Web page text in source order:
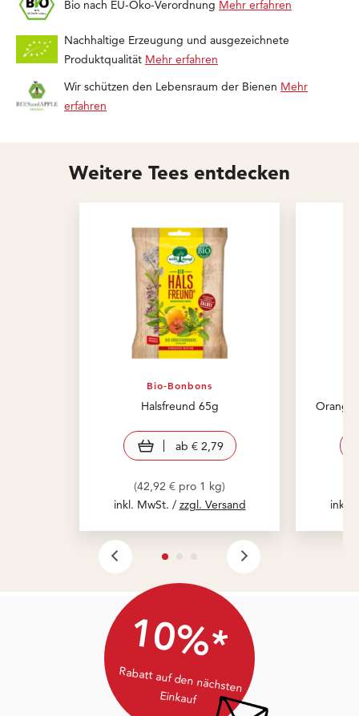
Bio nach EU-Öko-Verordnung Mehr erfahren
Nachhaltige Erzeugung und ausgezeichnete
Produktqualität Mehr erfahren
Wir schützen den Lebensraum der Bienen Mehr
erfahren
Weitere Tees entdecken
Bio-Bonbons
Halsfreund 65g
view product
ab € 2,79
(42,92 € pro 1 kg)
inkl. MwSt. / zzgl. Versand
Orange
inkl.
10%*
Rabatt auf den nächsten
Einkauf